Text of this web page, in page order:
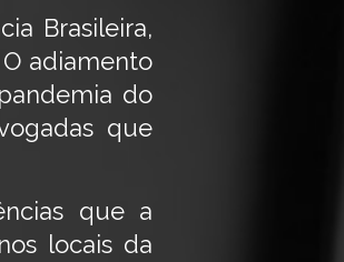
Brasileira,
adiamento
do
que
que a
locais da